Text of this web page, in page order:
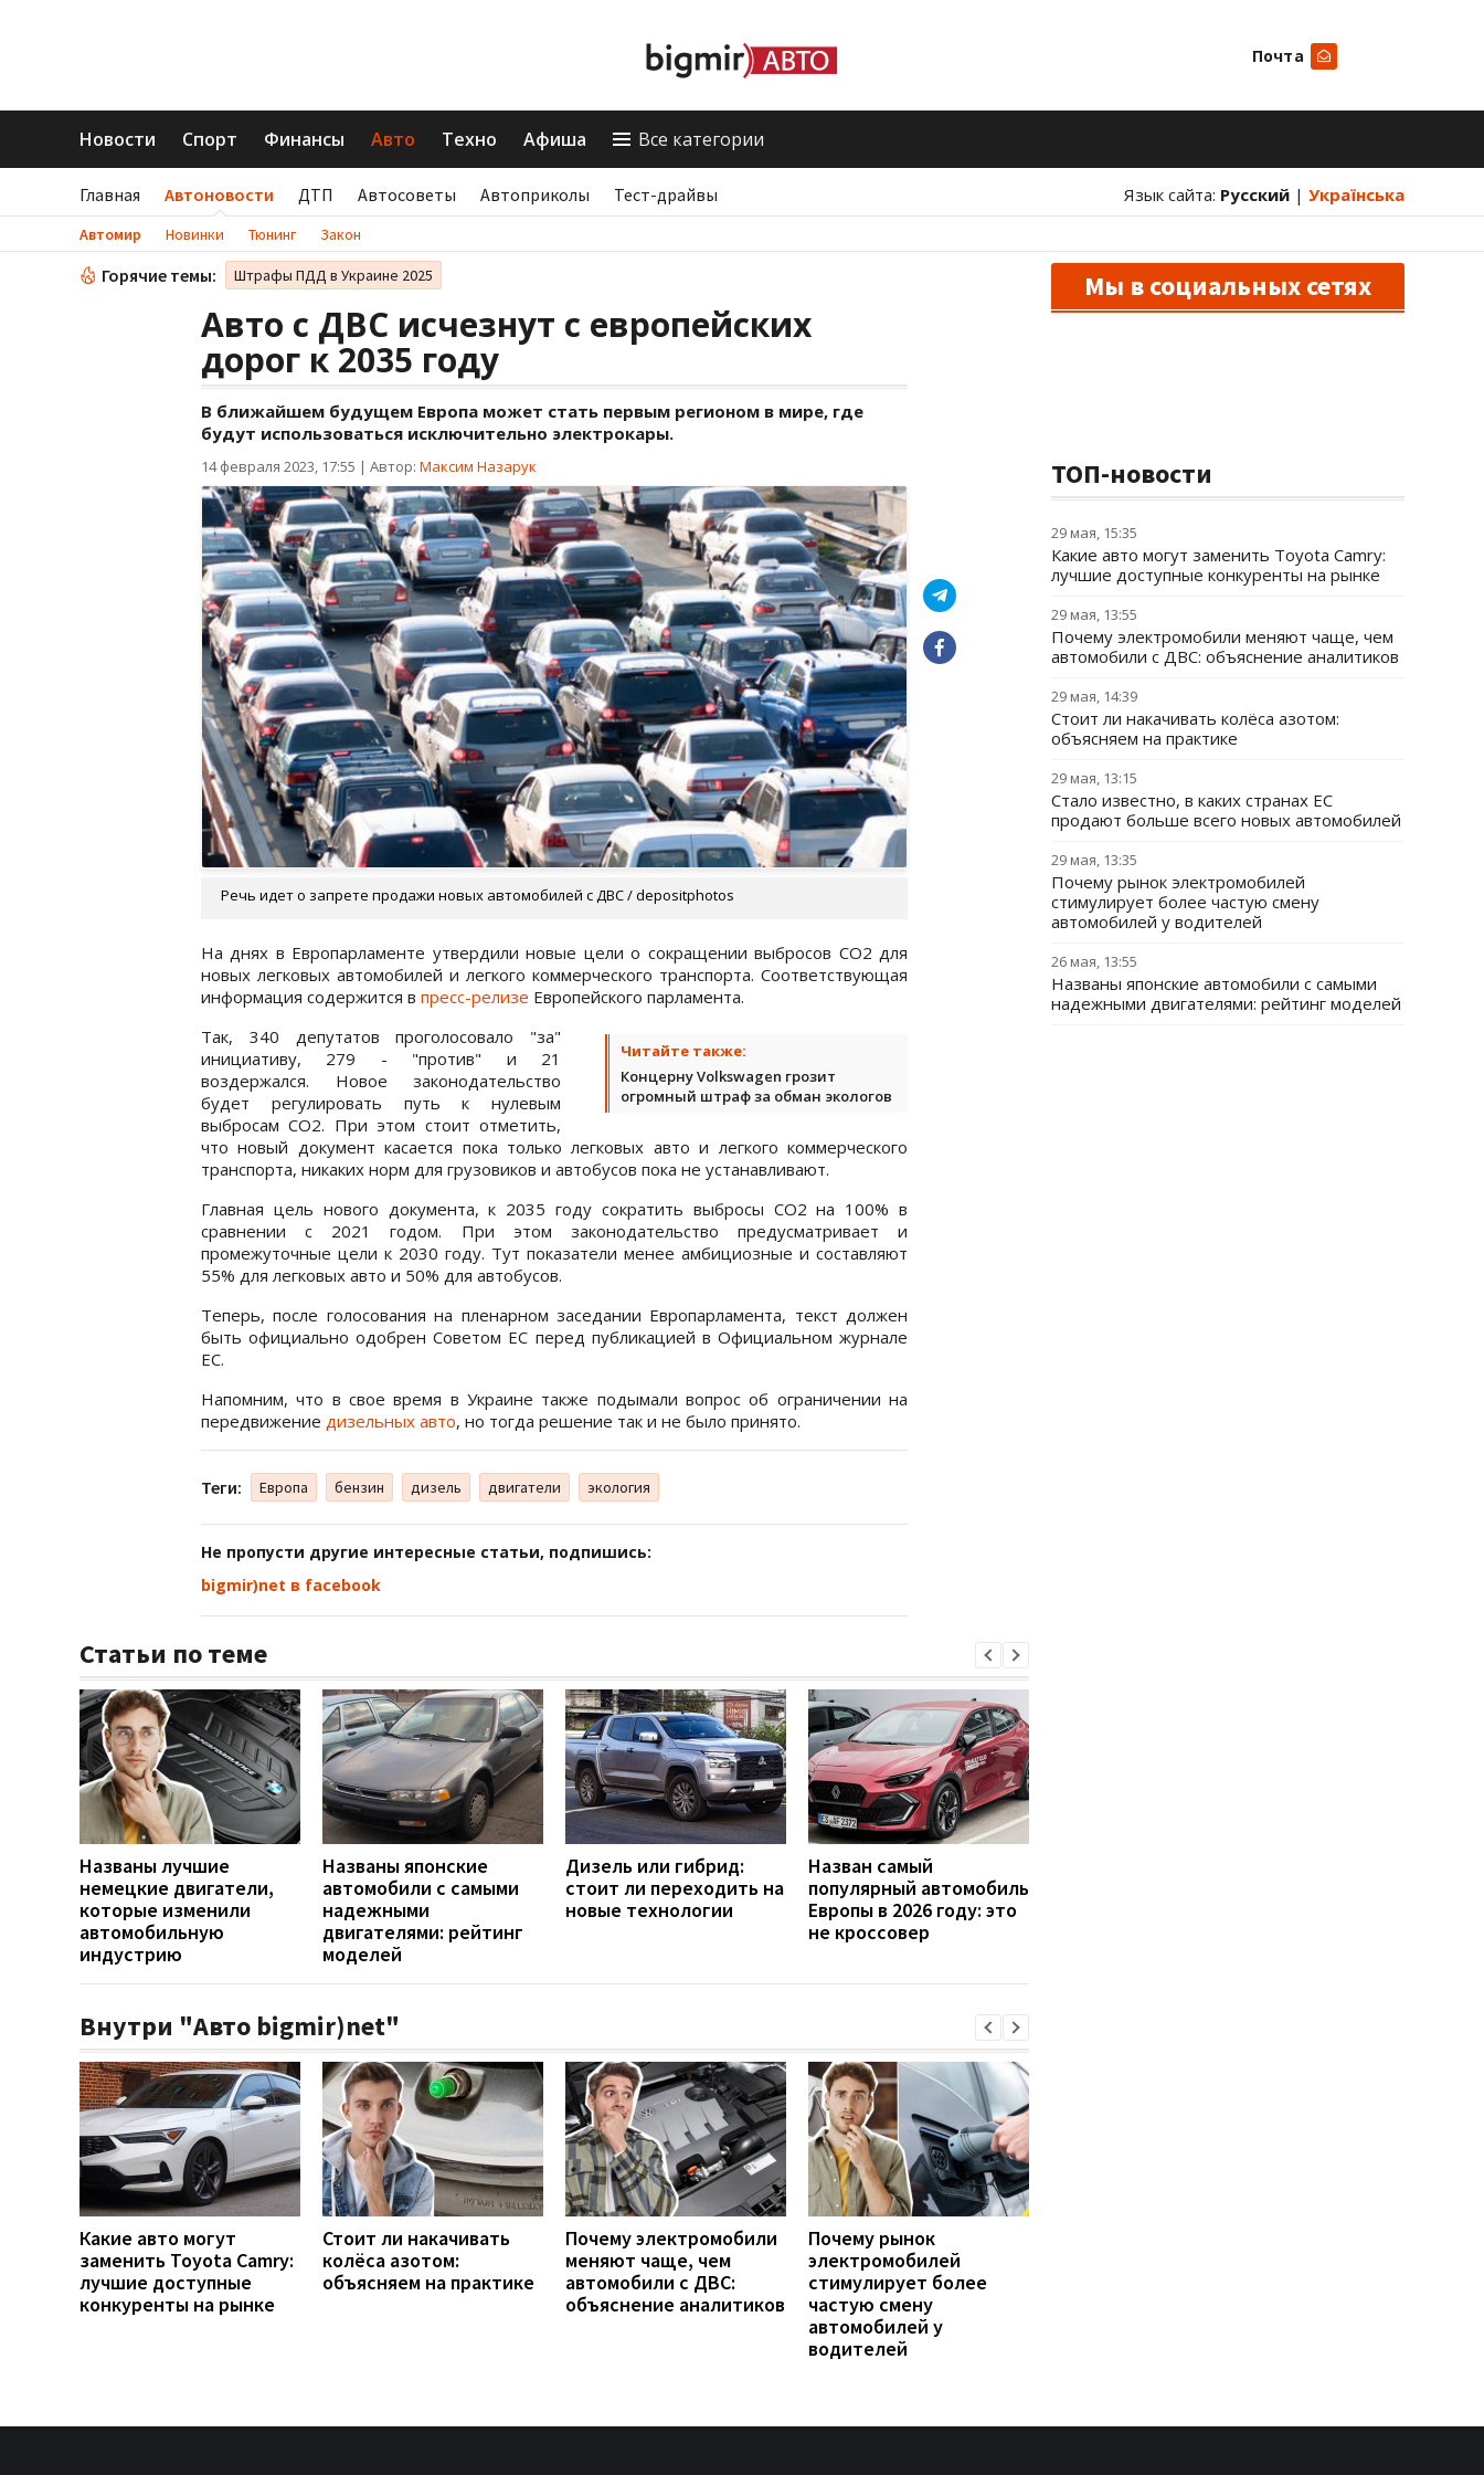
Почта
Новости Спорт Финансы Авто Техно Афиша Все категории
Главная Автоновости ДТП Автосоветы Автоприколы Тест-драйвы Язык сайта: Русский | Українська
Автомир Новинки Тюнинг Закон
Горячие темы: Штрафы ПДД в Украине 2025
Авто с ДВС исчезнут с европейских
дорог к 2035 году
В ближайшем будущем Европа может стать первым регионом в мире, где
будут использоваться исключительно электрокары.
14 февраля 2023, 17:55 | Автор: Максим Назарук
Речь идет о запрете продажи новых автомобилей с ДВС / depositphotos
На днях в Европарламенте утвердили новые цели о сокращении выбросов CO2 для
новых легковых автомобилей и легкого коммерческого транспорта. Соответствующая
информация содержится в пресс-релизе Европейского парламента.
Читайте также:
Концерну Volkswagen грозит
огромный штраф за обман экологов
Так, 340 депутатов проголосовало "за"
инициативу, 279 - "против" и 21
воздержался. Новое законодательство
будет регулировать путь к нулевым
выбросам CO2. При этом стоит отметить,
что новый документ касается пока только легковых авто и легкого коммерческого
транспорта, никаких норм для грузовиков и автобусов пока не устанавливают.
Главная цель нового документа, к 2035 году сократить выбросы CO2 на 100% в
сравнении с 2021 годом. При этом законодательство предусматривает и
промежуточные цели к 2030 году. Тут показатели менее амбициозные и составляют
55% для легковых авто и 50% для автобусов.
Теперь, после голосования на пленарном заседании Европарламента, текст должен
быть официально одобрен Советом ЕС перед публикацией в Официальном журнале
ЕС.
Напомним, что в свое время в Украине также подымали вопрос об ограничении на
передвижение дизельных авто, но тогда решение так и не было принято.
Теги: Европа бензин дизель двигатели экология
Не пропусти другие интересные статьи, подпишись:
bigmir)net в facebook
Статьи по теме
Названы лучшие
немецкие двигатели,
которые изменили
автомобильную
индустрию
Названы японские
автомобили с самыми
надежными
двигателями: рейтинг
моделей
Дизель или гибрид:
стоит ли переходить на
новые технологии
Назван самый
популярный автомобиль
Европы в 2026 году: это
не кроссовер
Внутри "Авто bigmir)net"
Какие авто могут
заменить Toyota Camry:
лучшие доступные
конкуренты на рынке
Стоит ли накачивать
колёса азотом:
объясняем на практике
Почему электромобили
меняют чаще, чем
автомобили с ДВС:
объяснение аналитиков
Почему рынок
электромобилей
стимулирует более
частую смену
автомобилей у
водителей
Мы в социальных сетях
ТОП-новости
29 мая, 15:35
Какие авто могут заменить Toyota Camry:
лучшие доступные конкуренты на рынке
29 мая, 13:55
Почему электромобили меняют чаще, чем
автомобили с ДВС: объяснение аналитиков
29 мая, 14:39
Стоит ли накачивать колёса азотом:
объясняем на практике
29 мая, 13:15
Стало известно, в каких странах ЕС
продают больше всего новых автомобилей
29 мая, 13:35
Почему рынок электромобилей
стимулирует более частую смену
автомобилей у водителей
26 мая, 13:55
Названы японские автомобили с самыми
надежными двигателями: рейтинг моделей